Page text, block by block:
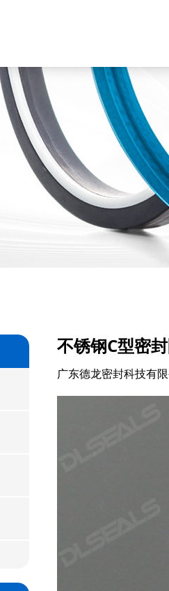
不锈钢C型密
广东德龙密封科技有